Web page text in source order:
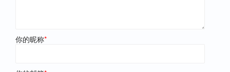
你的昵称*